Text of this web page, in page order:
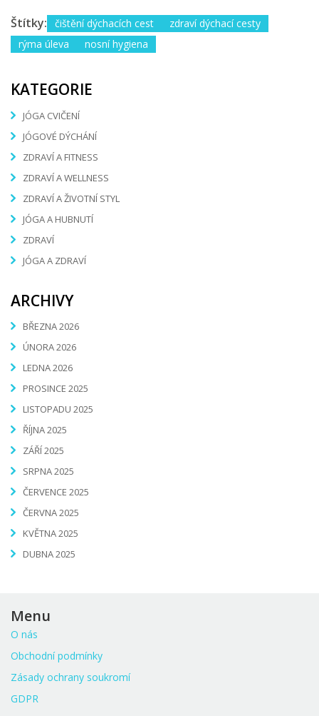
Štítky: čištění dýchacích cest
zdraví dýchací cesty
rýma úleva
nosní hygiena
KATEGORIE
JÓGA CVIČENÍ
JÓGOVÉ DÝCHÁNÍ
ZDRAVÍ A FITNESS
ZDRAVÍ A WELLNESS
ZDRAVÍ A ŽIVOTNÍ STYL
JÓGA A HUBNUTÍ
ZDRAVÍ
JÓGA A ZDRAVÍ
ARCHIVY
BŘEZNA 2026
ÚNORA 2026
LEDNA 2026
PROSINCE 2025
LISTOPADU 2025
ŘÍJNA 2025
ZÁŘÍ 2025
SRPNA 2025
ČERVENCE 2025
ČERVNA 2025
KVĚTNA 2025
DUBNA 2025
Menu
O nás
Obchodní podmínky
Zásady ochrany soukromí
GDPR